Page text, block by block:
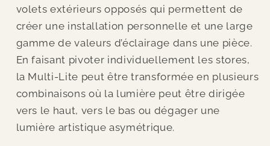
volets extérieurs opposés qui permettent de
créer une installation personnelle et une large
gamme de valeurs d’éclairage dans une pièce.
En faisant pivoter individuellement les stores,
la Multi-Lite peut être transformée en plusieurs
combinaisons où la lumière peut être dirigée
vers le haut, vers le bas ou dégager une
lumière artistique asymétrique.